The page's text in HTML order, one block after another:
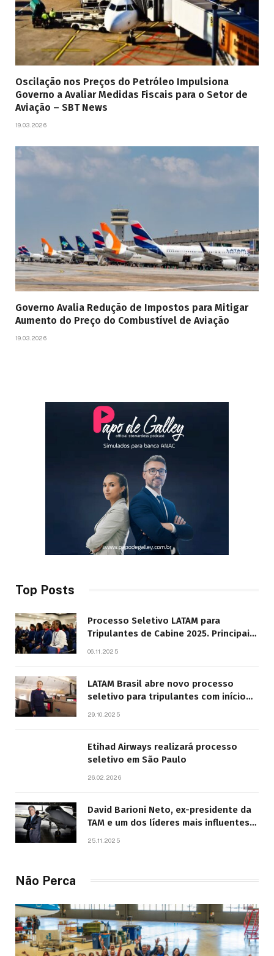
Oscilação nos Preços do Petróleo Impulsiona
Governo a Avaliar Medidas Fiscais para o Setor de
Aviação – SBT News
19.03.2026
Governo Avalia Redução de Impostos para Mitigar
Aumento do Preço do Combustível de Aviação
19.03.2026
Top Posts
Processo Seletivo LATAM para
Tripulantes de Cabine 2025. Principais
06.11.2025
LATAM Brasil abre novo processo
seletivo para tripulantes com início
29.10.2025
Etihad Airways realizará processo
seletivo em São Paulo
26.02.2026
David Barioni Neto, ex-presidente da
TAM e um dos líderes mais influentes
25.11.2025
Não Perca